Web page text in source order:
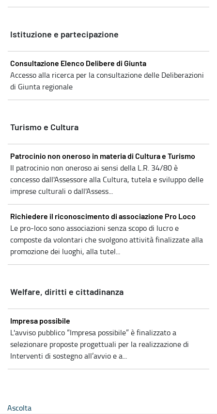
Istituzione e partecipazione
Consultazione Elenco Delibere di Giunta
Accesso alla ricerca per la consultazione delle Deliberazioni
di Giunta regionale
Turismo e Cultura
Patrocinio non oneroso in materia di Cultura e Turismo
Il patrocinio non oneroso ai sensi della L.R. 34/80 è
concesso dall'Assessore alla Cultura, tutela e sviluppo delle
imprese culturali o dall'Assess...
Richiedere il riconoscimento di associazione Pro Loco
Le pro-loco sono associazioni senza scopo di lucro e
composte da volontari che svolgono attività finalizzate alla
promozione dei luoghi, alla tutel...
Welfare, diritti e cittadinanza
Impresa possibile
L'avviso pubblico “Impresa possibile” è finalizzato a
selezionare proposte progettuali per la realizzazione di
Interventi di sostegno all’avvio e a...
Ascolta